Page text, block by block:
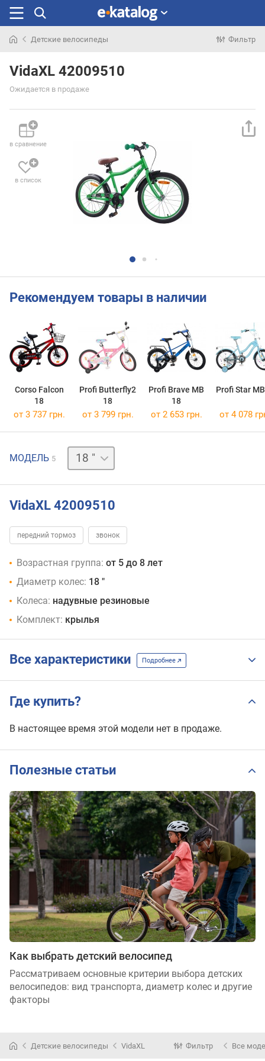
раньше
Детские велосипеды Фильтр
VidaXL 42009510
Ожидается в продаже
в сравнение
в список
Рекомендуем товары в наличии
Corso Falcon
18
Profi Butterfly2
18
Profi Brave MB
18
Profi Star
от 3 737 грн. от 3 799 грн. от 2 653 грн. от 4 078
МОДЕЛЬ 5
12 "
14 "
VidaXL 42009510
передний тормоз звонок
Возрастная группа: от 5 до 8 лет
Диаметр колес: 18 "
Колеса: надувные резиновые
Комплект: крылья
Все характеристики Подробнее
Где купить?
В настоящее время этой модели нет в продаже.
Полезные статьи
Как выбрать детский велосипед
Рассматриваем основные критерии выбора детских
велосипедов: вид транспорта, диаметр колес и другие
факторы
Детские велосипеды VidaXL Фильтр Все